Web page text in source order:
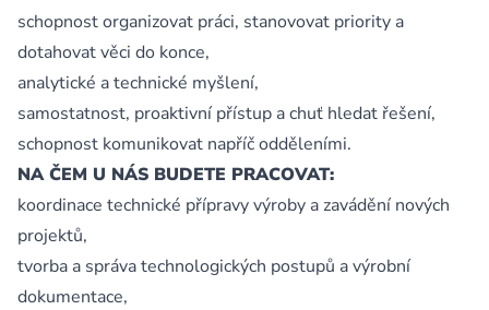
schopnost organizovat práci, stanovovat priority a
dotahovat věci do konce,
analytické a technické myšlení,
samostatnost, proaktivní přístup a chuť hledat řešení,
schopnost komunikovat napříč odděleními.
NA ČEM U NÁS BUDETE PRACOVAT:
koordinace technické přípravy výroby a zavádění nových
projektů,
tvorba a správa technologických postupů a výrobní
dokumentace,